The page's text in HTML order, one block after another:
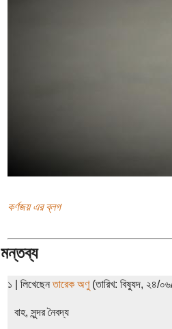
কর্ণজয় এর ব্লগ
মন্তব্য
১ | লিখেছেনতারেক অণু(তারিখ: বিষ্যুদ, ২৪/
বাহ, সুন্দর নৈবদ্য